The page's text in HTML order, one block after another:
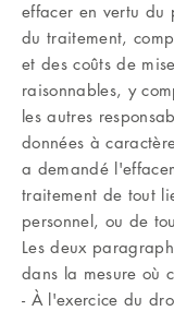
effacer en vertu du
du traitement,
et des coûts de
raisonnables, y
les autres
données à
a demandé
traitement de tout
personnel, ou de
Les deux
dans la mesure où
- À l'exercice du